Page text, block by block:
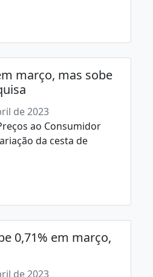
março, mas sobe
de 2023
ao Consumidor
da cesta de
0,71% em março,
de 2023